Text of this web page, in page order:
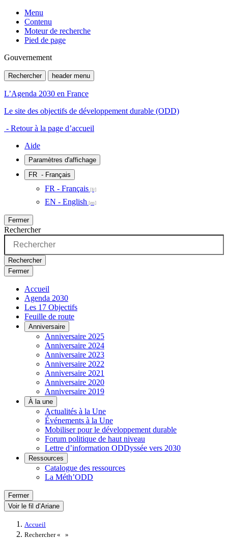
Menu
Contenu
Moteur de recherche
Pied de page
Gouvernement
Rechercher header menu
L’Agenda 2030 en France
Le site des objectifs de développement durable (ODD)
- Retour à la page d’accueil
Aide
Paramètres d'affichage
FR - Français
FR - Français
EN - English
Fermer
Rechercher
Rechercher
Fermer
Accueil
Agenda 2030
Les 17 Objectifs
Feuille de route
Anniversaire
Anniversaire 2025
Anniversaire 2024
Anniversaire 2023
Anniversaire 2022
Anniversaire 2021
Anniversaire 2020
Anniversaire 2019
À la une
Actualités à la Une
Événements à la Une
Mobiliser pour le développement durable
Forum politique de haut niveau
Lettre d’information ODDyssée vers 2030
Ressources
Catalogue des ressources
La Méth’ODD
Fermer
Voir le fil d’Ariane
Accueil
Rechercher «
»